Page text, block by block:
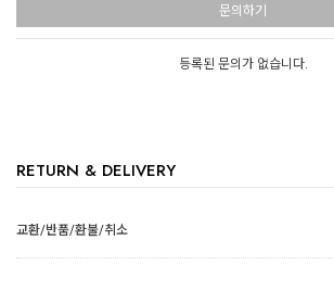
문의하기
등록된 문의가 없습니다.
RETURN & DELIVERY
교환/반품/환불/취소